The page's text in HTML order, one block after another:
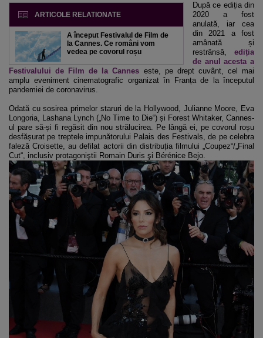
ARTICOLE RELATIONATE
A început Festivalul de Film de
la Cannes. Ce români vom
vedea pe covorul roșu
După ce ediția din
2020 a fost
anulată, iar cea
din 2021 a fost
amânată și
restrânsă, ediția
de anul acesta a
Festivalului de Film de la Cannes este, pe drept cuvânt, cel mai
amplu eveniment cinematografic organizat în Franța de la începutul
pandemiei de coronavirus.
Odată cu sosirea primelor staruri de la Hollywood, Julianne Moore, Eva
Longoria, Lashana Lynch („No Time to Die“) și Forest Whitaker, Cannes-
ul pare să-și fi regăsit din nou strălucirea. Pe lângă ei, pe covorul roșu
desfășurat pe treptele impunătorului Palais des Festivals, de pe celebra
faleză Croisette, au defilat actorii din distribuția filmului „Coupez“/„Final
Cut“, inclusiv protagoniştii Romain Duris şi Bérénice Bejo.